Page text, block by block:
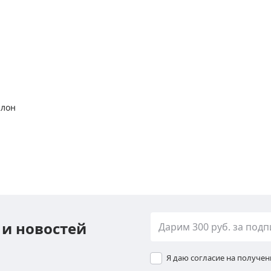
новостей
Я даю согласие на